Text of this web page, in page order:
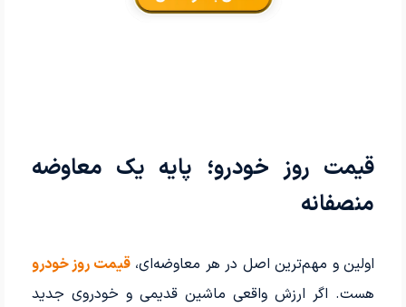
قیمت روز خودرو؛ پایه یک معاوضه
منصفانه
اولین و مهم‌ترین اصل در هر معاوضه‌ای،قیمت روز خودرو
هست. اگر ارزش واقعی ماشین قدیمی و خودروی جدید